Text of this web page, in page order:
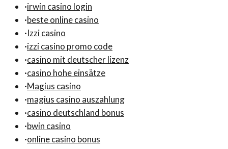
·irwin casino login
·beste online casino
·Izzi casino
·izzi casino promo code
·casino mit deutscher lizenz
·casino hohe einsätze
·Magius casino
·magius casino auszahlung
·casino deutschland bonus
·bwin casino
·online casino bonus